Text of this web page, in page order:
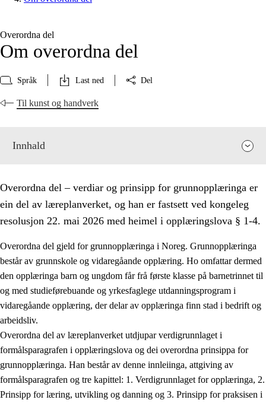
Overordna del
Om overordna del
Språk Last ned Del
Til kunst og handverk
Innhald
Overordna del – verdiar og prinsipp for grunnopplæringa er
ein del av læreplanverket, og han er fastsett ved kongeleg
resolusjon 22. mai 2026 med heimel i opplæringslova § 1-4.
Overordna del gjeld for grunnopplæringa i Noreg. Grunnopplæringa
består av grunnskole og vidaregåande opplæring. Ho omfattar dermed
den opplæringa barn og ungdom får frå første klasse på barnetrinnet til
og med studieførebuande og yrkesfaglege utdanningsprogram i
vidaregåande opplæring, der delar av opplæringa finn stad i bedrift og
arbeidsliv.
Overordna del av læreplanverket utdjupar verdigrunnlaget i
formålsparagrafen i opplæringslova og dei overordna prinsippa for
grunnopplæringa. Han består av denne innleiinga, attgiving av
formålsparagrafen og tre kapittel: 1. Verdigrunnlaget for opplæringa, 2.
Prinsipp for læring, utvikling og danning og 3. Prinsipp for praksisen i